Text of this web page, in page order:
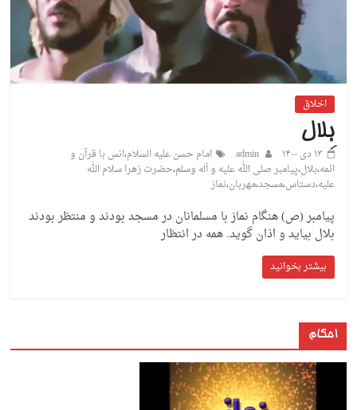
اخلاق
بِلال
۱۳ دی ۱۴۰۰ admin امام حسن علیه السلام،انس با قرآن و
ائمه،بلال،پیامبر صلی الله علیه و آله وسلم،حضرت زهرا سلام الله
علیه،دستاس،مسجد،مهربان،نماز
پیامبر (ص) هنگام نماز با مسلمانان در مسجد بودند و منتظر بودند
بلال بیاید و اذان گوید. همه در انتظار
بیشتر بخوانید
احکام